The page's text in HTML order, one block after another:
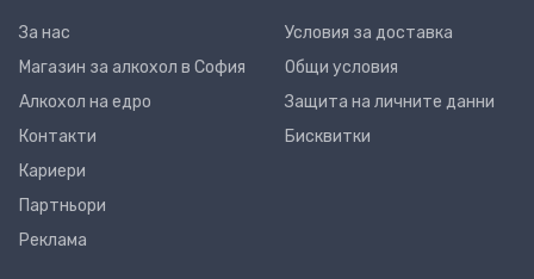
За нас
Магазин за алкохол в София
Алкохол на едро
Контакти
Кариери
Партньори
Реклама
Условия за доставка
Общи условия
Защита на личните данни
Бисквитки